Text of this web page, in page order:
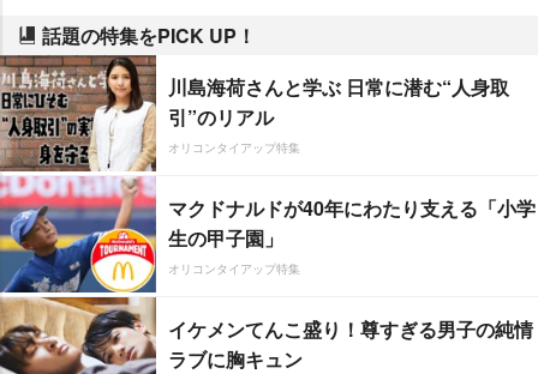
話題の特集をPICK UP！
川島海荷さんと学ぶ 日常に潜む“人身取
引”のリアル
オリコンタイアップ特集
マクドナルドが40年にわたり支える「小学
生の甲子園」
オリコンタイアップ特集
イケメンてんこ盛り！尊すぎる男子の純情
ラブに胸キュン